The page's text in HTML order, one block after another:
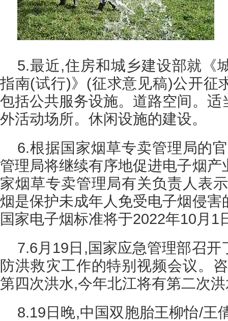
5.最近,住房和城乡建设部就《
指南(试行)》(征求意见稿)公开征
包括公共服务设施。道路空间。
外活动场所。休闲设施的建设。
6.根据国家烟草专卖管理局的
管理局将继续有序地促进电子烟
家烟草专卖管理局有关负责人表
烟是保护未成年人免受电子烟侵
国家电子烟标准将于2022年10月1
7.6月19日,国家应急管理部召
防洪救灾工作的特别视频会议。
第四次洪水,今年北江将有第二次
8.19日晚,中国双胞胎王柳怡/王